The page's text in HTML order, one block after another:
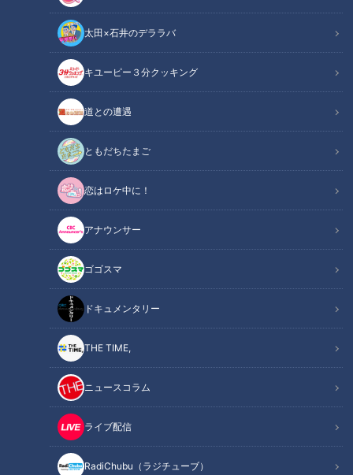
太田×石井のデララバ
キユーピー３分クッキング
道との遭遇
ともだちたまご
恋はロケ中に！
アナウンサー
ゴゴスマ
ドキュメンタリー
THE TIME,
ニュースコラム
ライブ配信
RadiChubu（ラジチューブ）
北谷公園野球場にてドラゴンズ90thロゴ(C)CBCテレビ
この記事の画像
この記事を見たあなたへのおすすめ